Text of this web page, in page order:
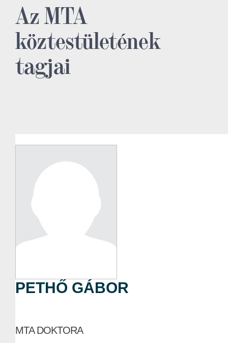
Az MTA
köztestületének
tagjai
PETHŐ GÁBOR
MTA DOKTORA